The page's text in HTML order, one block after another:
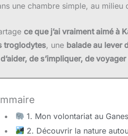
une chambre simple, au milieu
ce que j’ai vraiment aimé à
troglodytes, une balade au lever
de s’impliquer, de
1. Mon volontariat au
2. Découvrir la nature